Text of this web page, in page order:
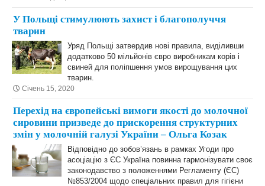
У Польщі стимулюють захист і благополуччя
тварин
Уряд Польщі затвердив нові правила, виділивши
додатково 50 мільйонів євро виробникам корів і
свиней для поліпшення умов вирощування цих
тварин.
Січень 15, 2020
Перехід на європейські вимоги якості до молочної
сировини призведе до прискорення структурних
змін у молочній галузі України – Ольга Козак
Відповідно до зобов’язань в рамках Угоди про
асоціацію з ЄС Україна повинна гармонізувати своє
законодавство з положеннями Регламенту (ЄС)
№853/2004 щодо спеціальних правил для гігієни